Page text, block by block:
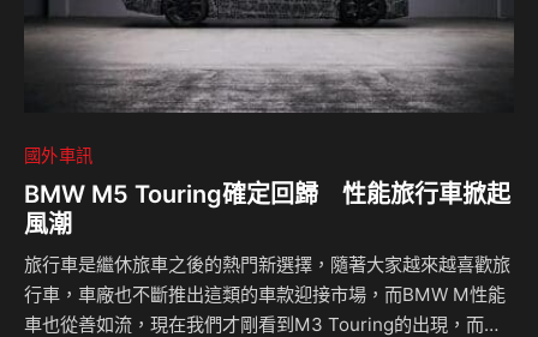
國外車訊
BMW M5 Touring確定回歸 性能旅行車掀起
風潮
旅行車是繼休旅車之後的熱門新選擇，隨著大家越來越喜歡旅
行車，車廠也不斷推出這類的車款迎接市場，而BMW M性能
車也從善如流，現在我們才剛看到M3 Touring的出現，而且